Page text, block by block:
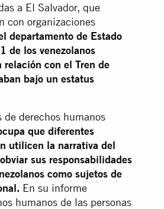
a El Salvador, que
con organizaciones
departamento de Estado
de los venezolanos
relación con el Tren de
bajo un estatus
de derechos humanos
que diferentes
utilicen la narrativa del
sus responsabilidades
como sujetos de
En su informe
humanos de las personas